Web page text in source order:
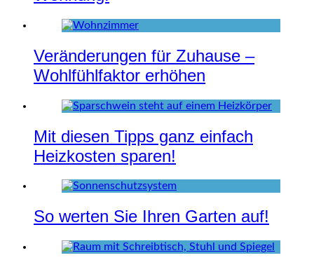
Veränderungen für Zuhause –
Wohlfühlfaktor erhöhen
Mit diesen Tipps ganz einfach
Heizkosten sparen!
So werten Sie Ihren Garten auf!